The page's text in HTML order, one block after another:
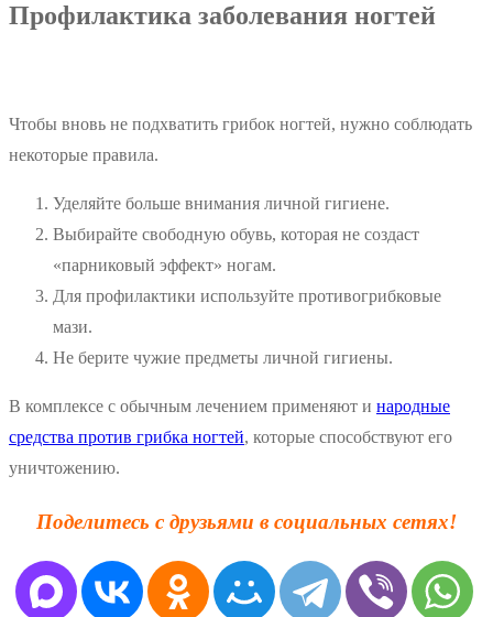
Профилактика заболевания ногтей
Чтобы вновь не подхватить грибок ногтей, нужно соблюдать
некоторые правила.
Уделяйте больше внимания личной гигиене.
Выбирайте свободную обувь, которая не создаст
«парниковый эффект» ногам.
Для профилактики используйте противогрибковые
мази.
Не берите чужие предметы личной гигиены.
В комплексе с обычным лечением применяют и народные
средства против грибка ногтей, которые способствуют его
уничтожению.
Поделитесь с друзьями в социальных сетях!